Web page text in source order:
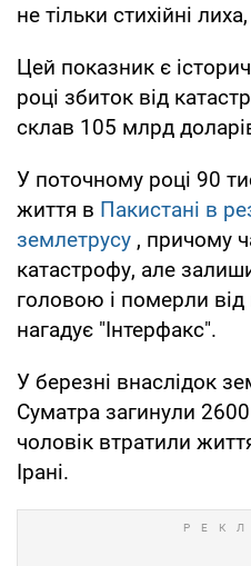
не тільки стихійні
Цей показник є
році збиток від
склав 105 млрд
У поточному році 90
життя в Пакистані в
землетрусу , причому
катастрофу, але
головою і померли від
нагадує "Інтерфакс".
У березні внаслідок
Суматра загинули
чоловік втратили
Ірані.